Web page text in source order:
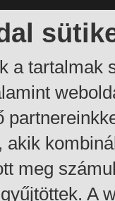
a tartalmak
akik
meg
A